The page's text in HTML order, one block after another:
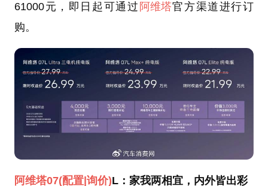
61000元，即日起可通过 阿维塔官方渠道进行订
购。
阿维塔07(配置|询价)L：家我两相宜，内外皆出彩